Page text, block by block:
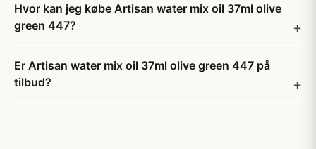
Hvor kan jeg købe Artisan water mix oil 37ml olive
green 447?
Er Artisan water mix oil 37ml olive green 447 på
tilbud?